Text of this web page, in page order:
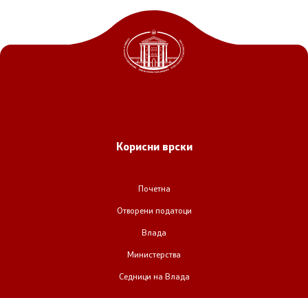
Организација и систематизација
Со еден клик до сите услуги
Корисни врски
Почетна
Отворени податоци
Влада
Министерства
Седници на Влада